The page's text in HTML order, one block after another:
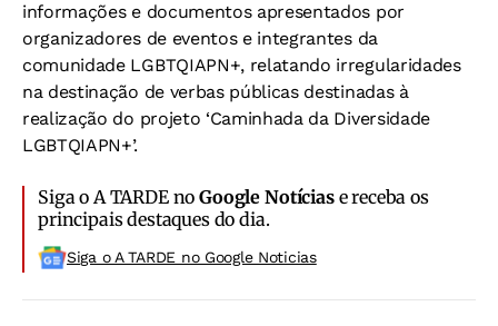
informações e documentos apresentados por
organizadores de eventos e integrantes da
comunidade LGBTQIAPN+, relatando irregularidades
na destinação de verbas públicas destinadas à
realização do projeto ‘Caminhada da Diversidade
LGBTQIAPN+’.
Siga o A TARDE noGoogle Notíciase receba os
principais destaques do dia.
Siga o A TARDE no Google Noticias